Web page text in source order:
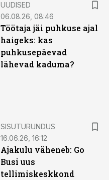
UUDISED
06.08.26, 08:46
Töötaja jäi puhkuse ajal
haigeks: kas
puhkusepäevad
lähevad kaduma?
SISUTURUNDUS
16.06.26, 16:12
Ajakulu väheneb: Go
Busi uus
tellimiskeskkond